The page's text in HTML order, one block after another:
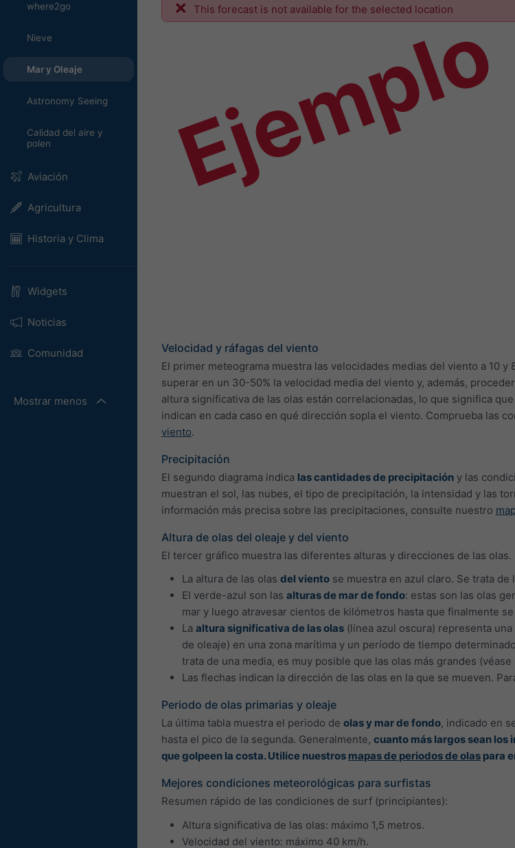
where2go
Nieve
Mar y Oleaje
Astronomy Seeing
Calidad del aire y
polen
Aviación
Agricultura
Historia y Clima
Widgets
Noticias
Comunidad
Mostrar menos
This forecast is not available for the selected location
Ejemplo
Velocidad y ráfagas del viento
El primer meteograma muestra las velocidades medias del viento a 10
superar en un 30-50% la velocidad media del viento y, además,
altura significativa de las olas están correlacionadas, lo que significa que
indican en cada caso en qué dirección sopla el viento. Comprueba las
viento.
Precipitación
El segundo diagrama indica las cantidades de precipitación y las
muestran el sol, las nubes, el tipo de precipitación, la intensidad y las
información más precisa sobre las precipitaciones, consulte nuestro
Altura de olas del oleaje y del viento
El tercer gráfico muestra las diferentes alturas y direcciones de las olas.
La altura de las olas del viento se muestra en azul claro. Se trata
El verde-azul son las alturas de mar de fondo: estas son las olas
mar y luego atravesar cientos de kilómetros hasta que finalmente
La altura significativa de las olas (línea azul oscura) representa
de oleaje) en una zona marítima y un período de tiempo
trata de una media, es muy posible que las olas más grandes
Las flechas indican la dirección de las olas en la que se mueven.
Periodo de olas primarias y oleaje
La última tabla muestra el periodo de olas y mar de fondo, indicado en
hasta el pico de la segunda. Generalmente, cuanto más largos sean los
que golpeen la costa. Utilice nuestros mapas de periodos de olas para
Mejores condiciones meteorológicas para surfistas
Resumen rápido de las condiciones de surf (principiantes):
Altura significativa de las olas: máximo 1,5 metros.
Velocidad del viento: máximo 40 km/h.